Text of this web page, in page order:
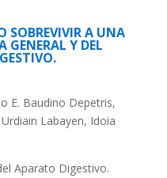
SOBREVIVIR A UNA
GENERAL Y DEL
E. Baudino Depetris,
Labayen, Idoia
Aparato Digestivo.